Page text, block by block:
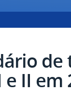
e II em